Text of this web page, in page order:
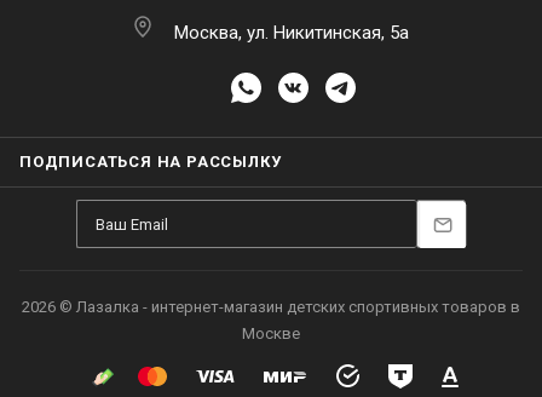
Москва, ул. Никитинская, 5а
ПОДПИСАТЬСЯ НА РАССЫЛКУ
2026 © Лазалка - интернет-магазин детских спортивных товаров в
Москве